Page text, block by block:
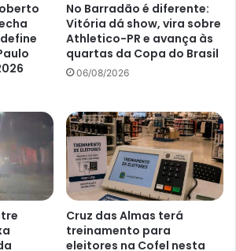
No Barradão é diferente:
Vitória dá show, vira sobre
Athletico-PR e avança às
quartas da Copa do Brasil
06/08/2026
Cruz das Almas terá
treinamento para
eleitores na Cofel nesta